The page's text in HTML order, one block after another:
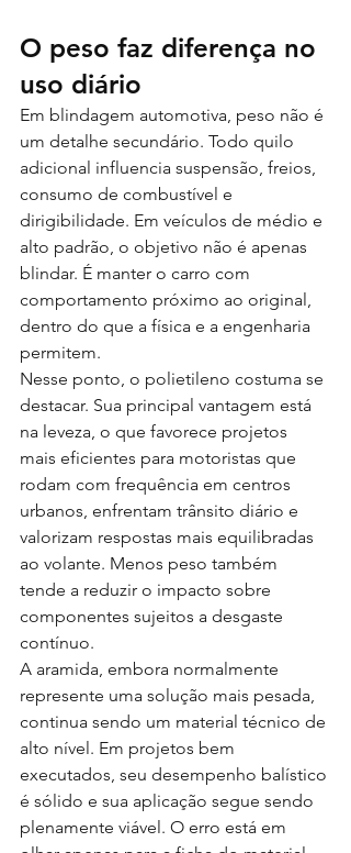
O peso faz diferença no
uso diário
Em blindagem automotiva, peso não é
um detalhe secundário. Todo quilo
adicional influencia suspensão, freios,
consumo de combustível e
dirigibilidade. Em veículos de médio e
alto padrão, o objetivo não é apenas
blindar. É manter o carro com
comportamento próximo ao original,
dentro do que a física e a engenharia
permitem.
Nesse ponto, o polietileno costuma se
destacar. Sua principal vantagem está
na leveza, o que favorece projetos
mais eficientes para motoristas que
rodam com frequência em centros
urbanos, enfrentam trânsito diário e
valorizam respostas mais equilibradas
ao volante. Menos peso também
tende a reduzir o impacto sobre
componentes sujeitos a desgaste
contínuo.
A aramida, embora normalmente
represente uma solução mais pesada,
continua sendo um material técnico de
alto nível. Em projetos bem
executados, seu desempenho balístico
é sólido e sua aplicação segue sendo
plenamente viável. O erro está em